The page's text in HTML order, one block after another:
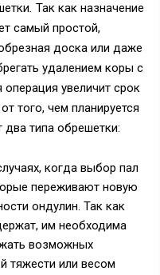
. Так как назначение
самый простой,
доска или даже
удалением коры с
операция увеличит срок
того, чем планируется
типа обрешетки:
когда выбор пал
переживают новую
ондулин. Так как
им необходима
возможных
тяжести или весом